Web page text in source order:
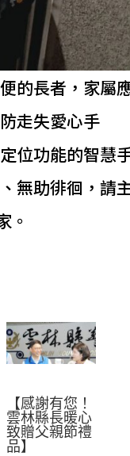
的長者，家屬
走失愛心手
位功能的智慧
無助徘徊，請
。
【感謝有您！
雲林縣長暖心
致贈父親節禮
品】